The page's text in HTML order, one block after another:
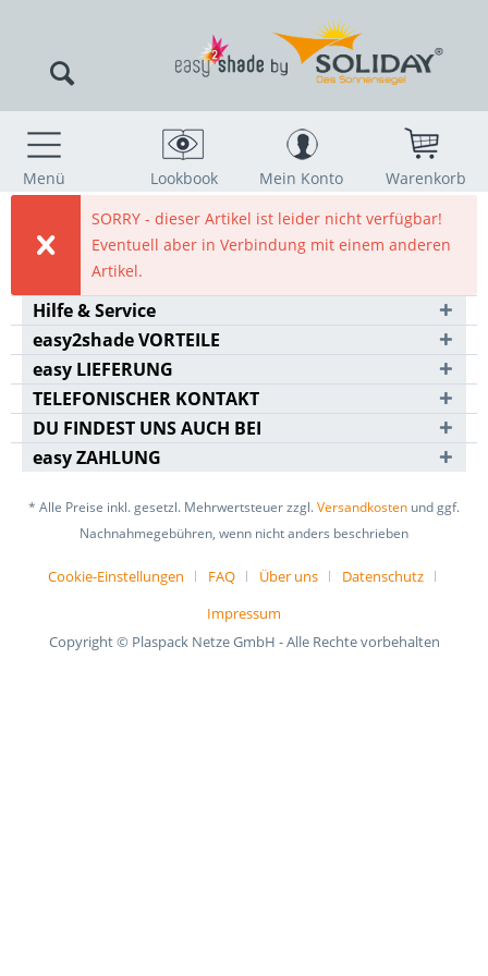
Menü Lookbook Mein Konto
Warenkorb
SORRY - dieser Artikel ist leider nicht verfügbar!
Eventuell aber in Verbindung mit einem anderen
Artikel.
Hilfe & Service
easy2shade VORTEILE
easy LIEFERUNG
TELEFONISCHER KONTAKT
DU FINDEST UNS AUCH BEI
easy ZAHLUNG
* Alle Preise inkl. gesetzl. Mehrwertsteuer zzgl.Versandkosten und ggf.
Nachnahmegebühren, wenn nicht anders beschrieben
Cookie-Einstellungen FAQ Über uns
Datenschutz
Impressum
Copyright © Plaspack Netze GmbH - Alle Rechte vorbehalten